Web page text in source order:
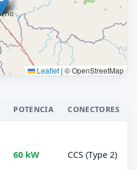
Leaflet | © OpenStreetMap
POTENCIA CONECTORES
60 kW CCS (Type 2)